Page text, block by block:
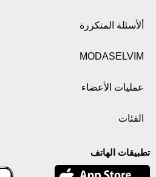
ألأسئلة المتكررة
MODASELVIM
عمليات الأعضاء
الفئات
تطبيقات الهاتف